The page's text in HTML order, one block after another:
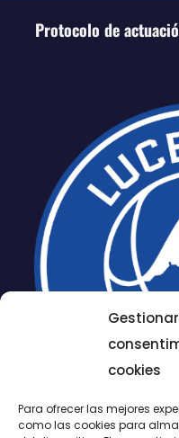
cookies
Para ofrecer las mejores
como las cookies para
Protocolo de